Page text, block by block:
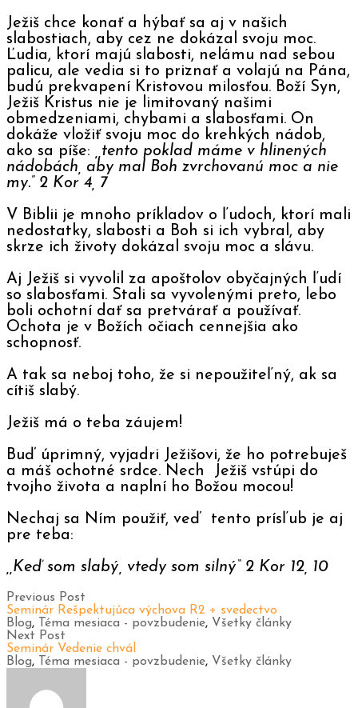
Ježiš chce konať a hýbať sa aj v našich
slabostiach, aby cez ne dokázal svoju moc.
Ľudia, ktorí majú slabosti, nelámu nad sebou
palicu, ale vedia si to priznať a volajú na Pána,
budú prekvapení Kristovou milosťou. Boží Syn,
Ježiš Kristus nie je limitovaný našimi
obmedzeniami, chybami a slabosťami. On
dokáže vložiť svoju moc do krehkých nádob,
ako sa píše:
,,tento poklad máme v hlinených
nádobách, aby mal Boh zvrchovanú moc a nie
my.” 2 Kor 4, 7
V Biblii je mnoho príkladov o ľudoch, ktorí mali
nedostatky, slabosti a Boh si ich vybral, aby
skrze ich životy dokázal svoju moc a slávu.
Aj Ježiš si vyvolil za apoštolov obyčajných ľudí
so slabosťami. Stali sa vyvolenými preto, lebo
boli ochotní dať sa pretvárať a používať.
Ochota je v Božích očiach cennejšia ako
schopnosť.
A tak sa neboj toho, že si nepoužiteľný, ak sa
cítiš slabý.
Ježiš má o teba záujem!
Buď úprimný, vyjadri Ježišovi, že ho potrebuješ
a máš ochotné srdce. Nech Ježiš vstúpi do
tvojho života a naplní ho Božou mocou!
Nechaj sa Ním použiť, veď tento prísľub je aj
pre teba:
,,Keď som slabý, vtedy som silný“ 2 Kor 12, 10
Previous Post
Seminár Rešpektujúca výchova R2 + svedectvo
Blog, Téma mesiaca - povzbudenie, Všetky články
Next Post
Seminár Vedenie chvál
Blog, Téma mesiaca - povzbudenie, Všetky články